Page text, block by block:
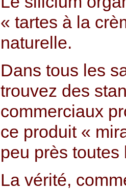
« tartes à la
naturelle.
Dans tous les
trouvez des
commerciaux
ce produit «
peu près
La vérité,